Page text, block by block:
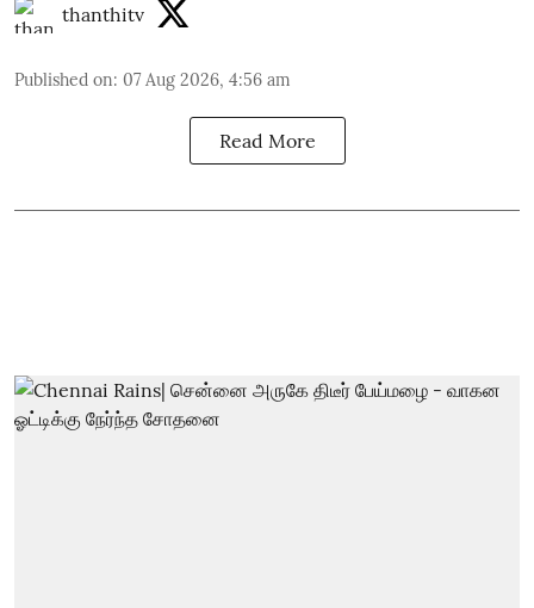
thanthitv
Published on: 07 Aug 2026, 4:56 am
Read More